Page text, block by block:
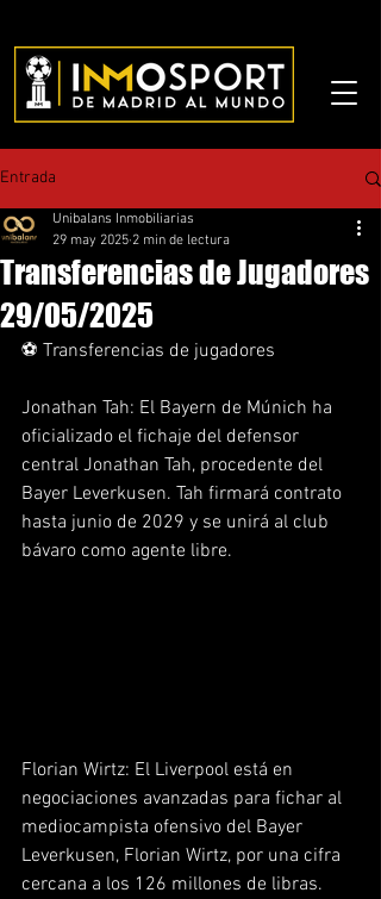
Entrada
Transferencias de Jugadores
29/05/2025
Unibalans Inmobiliarias
29 may 2025 2 min de lectura
⚽ Transferencias de jugadores
Jonathan Tah: El Bayern de Múnich ha
oficializado el fichaje del defensor
central Jonathan Tah, procedente del
Bayer Leverkusen. Tah firmará contrato
hasta junio de 2029 y se unirá al club
bávaro como agente libre.
Florian Wirtz: El Liverpool está en
negociaciones avanzadas para fichar al
mediocampista ofensivo del Bayer
Leverkusen, Florian Wirtz, por una cifra
cercana a los 126 millones de libras.